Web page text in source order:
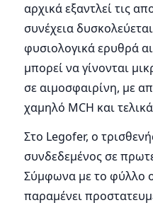
αρχικά εξαντλεί τις
συνέχεια
φυσιολογικά ερυθρά
μπορεί να γίνονται
σε αιμοσφαιρίνη, με
χαμηλό MCH και
Στο Legofer, ο
συνδεδεμένος σε
Σύμφωνα με το φύλλο
παραμένει